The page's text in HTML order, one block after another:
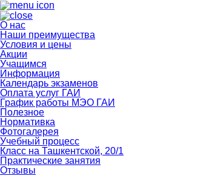
О нас
Наши преимущества
Условия и цены
Акции
Учащимся
Информация
Календарь экзаменов
Оплата услуг ГАИ
График работы МЭО ГАИ
Полезное
Нормативка
Фотогалерея
Учебный процесс
Класс на Ташкентской, 20/1
Практические занятия
Отзывы